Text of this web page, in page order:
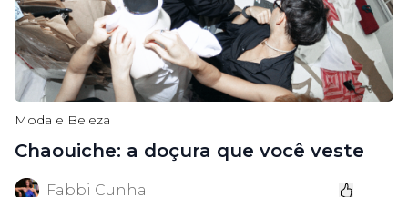
Moda e Beleza
Chaouiche: a doçura que você veste
Fabbi Cunha